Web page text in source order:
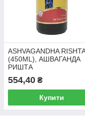
ASHVAGANDHA RISHTA
(450ML), АШВАГАНДА
РИШТА
554,40 ₴
Купити